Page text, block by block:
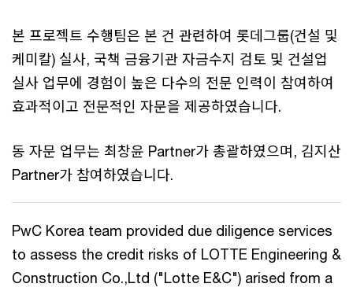
본 프로젝트 수행팀은 본 건 관련하여 롯데그룹(건설 및
케미칼) 실사, 국책 금융기관 자금수지 검토 및 건설업
실사 업무에 경험이 높은 다수의 전문 인력이 참여하여
효과적이고 전문적인 자문을 제공하였습니다.
동 자문 업무는 최창윤 Partner가 총괄하였으며, 김지산
Partner가 참여하였습니다.
PwC Korea team provided due diligence services
to assess the credit risks of LOTTE Engineering &
Construction Co.,Ltd ("Lotte E&C") arised from a